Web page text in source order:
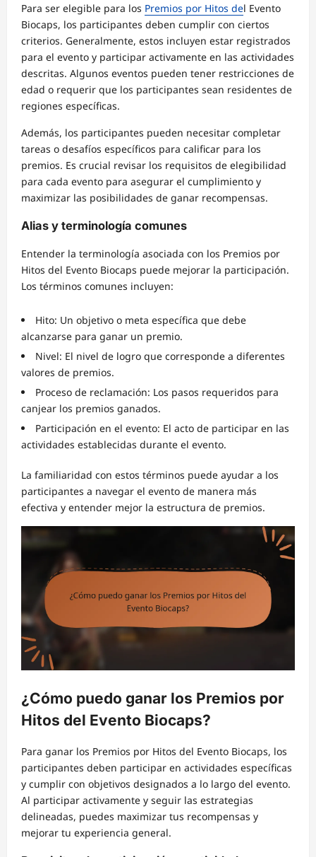
Para ser elegible para los Premios por Hitos del Evento
Biocaps, los participantes deben cumplir con ciertos
criterios. Generalmente, estos incluyen estar registrados
para el evento y participar activamente en las actividades
descritas. Algunos eventos pueden tener restricciones de
edad o requerir que los participantes sean residentes de
regiones específicas.
Además, los participantes pueden necesitar completar
tareas o desafíos específicos para calificar para los
premios. Es crucial revisar los requisitos de elegibilidad
para cada evento para asegurar el cumplimiento y
maximizar las posibilidades de ganar recompensas.
Alias y terminología comunes
Entender la terminología asociada con los Premios por
Hitos del Evento Biocaps puede mejorar la participación.
Los términos comunes incluyen:
Hito: Un objetivo o meta específica que debe
alcanzarse para ganar un premio.
Nivel: El nivel de logro que corresponde a diferentes
valores de premios.
Proceso de reclamación: Los pasos requeridos para
canjear los premios ganados.
Participación en el evento: El acto de participar en las
actividades establecidas durante el evento.
La familiaridad con estos términos puede ayudar a los
participantes a navegar el evento de manera más
efectiva y entender mejor la estructura de premios.
¿Cómo puedo ganar los Premios por
Hitos del Evento Biocaps?
Para ganar los Premios por Hitos del Evento Biocaps, los
participantes deben participar en actividades específicas
y cumplir con objetivos designados a lo largo del evento.
Al participar activamente y seguir las estrategias
delineadas, puedes maximizar tus recompensas y
mejorar tu experiencia general.